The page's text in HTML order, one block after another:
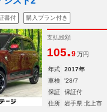
書付 購入プラン付き
支払総額
105.9 万円
年式 2017年
車検
'28/7
保証
保証付
住所
岩手県 北上市